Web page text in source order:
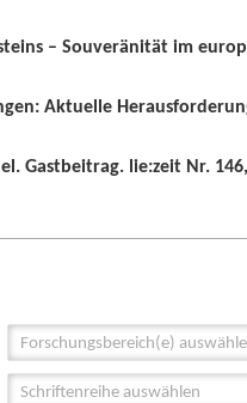
– Souveränität im
Aktuelle
Gastbeitrag. lie:zeit Nr.
Forschungsbereich(e)
Schriftenreihe auswählen